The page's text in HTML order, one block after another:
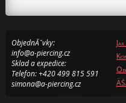
ObjednĂˇvky:
info@a-piercing.cz
Sklad a expedice:
Telefon: +420 499 815 591
simona@a-piercing.cz